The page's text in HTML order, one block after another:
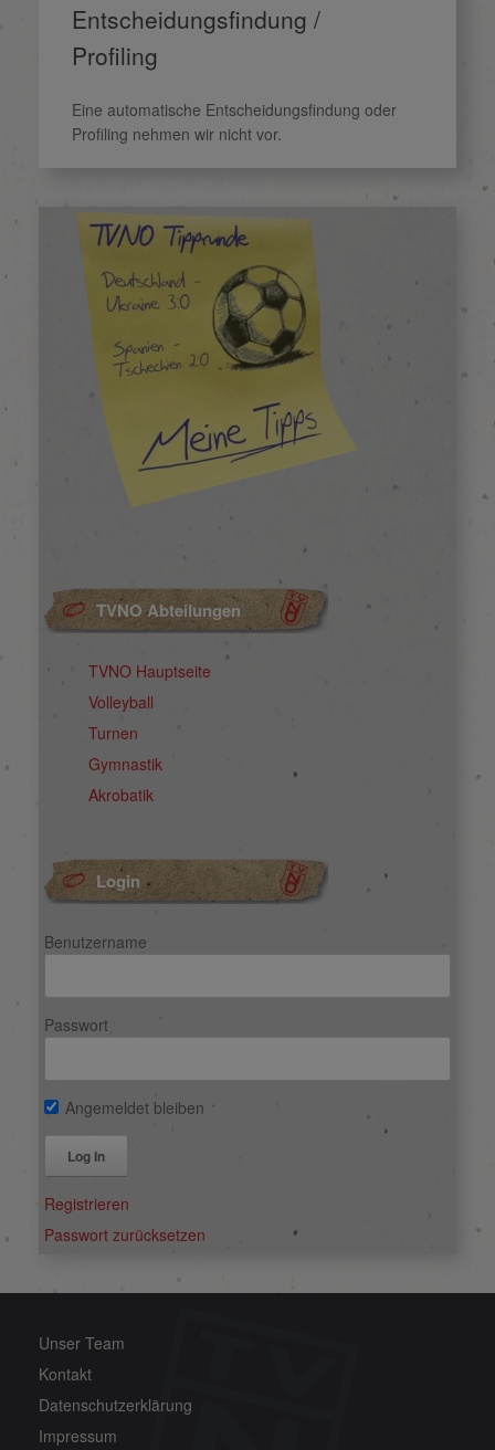
Entscheidungsfindung /
Profiling
Eine automatische Entscheidungsfindung oder
Profiling nehmen wir nicht vor.
TVNO Abteilungen
TVNO Hauptseite
Volleyball
Turnen
Gymnastik
Akrobatik
Login
Benutzername
Passwort
Angemeldet bleiben
Alternative:
Registrieren
Passwort zurücksetzen
Unser Team
Kontakt
Datenschutzerklärung
Impressum